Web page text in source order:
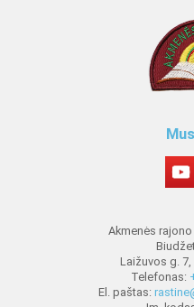
Akmenės
Laižuvos g. 7,
Telefonas:
El. paštas: